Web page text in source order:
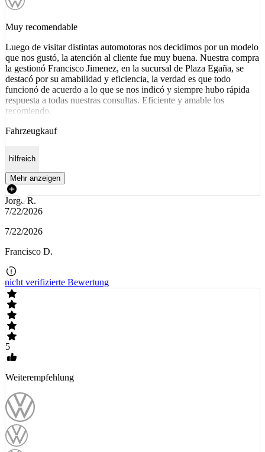
Muy recomendable
Luego de visitar distintas automotoras nos decidimos por un modelo
que nos gustó, la atención al cliente fue muy buena. Nuestra compra
la gestionó Francisco Jimenez, en la sucursal de Plaza Egaña, se
destacó por su amabilidad y eficiencia, la verdad es que todo
funcionó de acuerdo a lo que se nos indicó y siempre hubo rápida
respuesta a todas nuestras consultas. Eficiente y amable los
recomiendo.
Fahrzeugkauf
hilfreich
Mehr anzeigen
Jorge R.
7/22/2026
7/22/2026
Francisco D.
nicht verifizierte Bewertung
5
Weiterempfehlung